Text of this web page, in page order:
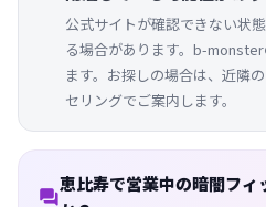
公式サイトが確認できない状
る場合があります。b-
ます。お探しの場合は、近隣
セリングでご案内します。

恵比寿で営業中の暗闇フィ